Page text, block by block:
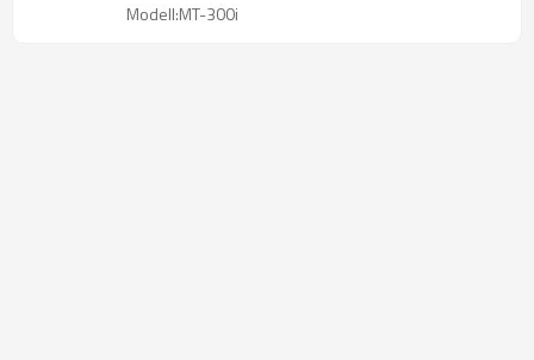
Modell:MT-300i